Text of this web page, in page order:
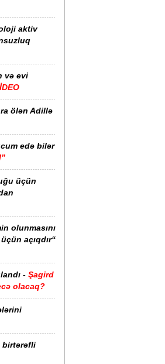
aktiv
və evi
ölən Adillə
edə bilər
üçün
olunmasını
açıqdır“
- Şagird
olacaq?
birtərəfli